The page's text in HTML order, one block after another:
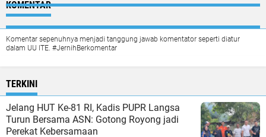
KOMENTAR
Komentar sepenuhnya menjadi tanggung jawab komentator seperti diatur
dalam UU ITE. #JernihBerkomentar
TERKINI
Jelang HUT Ke-81 RI, Kadis PUPR Langsa
Turun Bersama ASN: Gotong Royong jadi
Perekat Kebersamaan